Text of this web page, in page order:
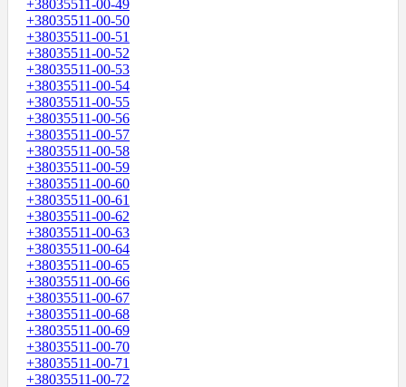
+38035511-00-49
+38035511-00-50
+38035511-00-51
+38035511-00-52
+38035511-00-53
+38035511-00-54
+38035511-00-55
+38035511-00-56
+38035511-00-57
+38035511-00-58
+38035511-00-59
+38035511-00-60
+38035511-00-61
+38035511-00-62
+38035511-00-63
+38035511-00-64
+38035511-00-65
+38035511-00-66
+38035511-00-67
+38035511-00-68
+38035511-00-69
+38035511-00-70
+38035511-00-71
+38035511-00-72